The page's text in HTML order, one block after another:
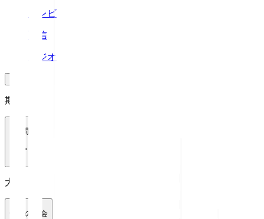
テレビ
配信
ラジオ
期間
1週間
大会
全ての大会